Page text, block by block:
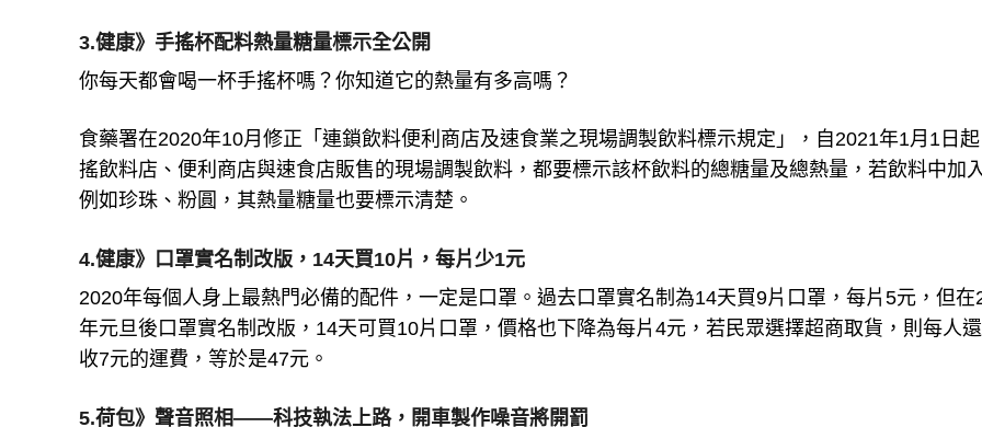
3.健康》手搖杯配料熱量糖量標示全公開
你每天都會喝一杯手搖杯嗎？你知道它的熱量有多高嗎？
食藥署在2020年10月修正「連鎖飲料便利商店及速食業之現場調製飲料標示規定」，自2021年1月1日
搖飲料店、便利商店與速食店販售的現場調製飲料，都要標示該杯飲料的總糖量及總熱量，若飲料中加
例如珍珠、粉圓，其熱量糖量也要標示清楚。
4.健康》口罩實名制改版，14天買10片，每片少1元
2020年每個人身上最熱門必備的配件，一定是口罩。過去口罩實名制為14天買9片口罩，每片5元，但在
年元旦後口罩實名制改版，14天可買10片口罩，價格也下降為每片4元，若民眾選擇超商取貨，則每人
收7元的運費，等於是47元。
5.荷包》聲音照相——科技執法上路，開車製作噪音將開罰